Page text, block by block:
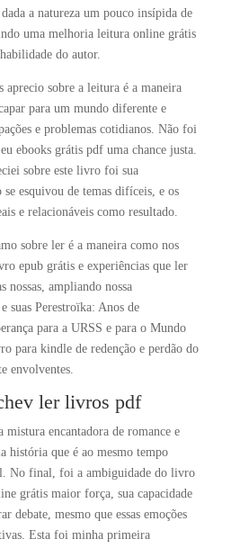
a natureza um pouco insípida de
uma melhoria leitura online grátis
do autor.
aprecio sobre a leitura é a maneira
para um mundo diferente e
e problemas cotidianos. Não foi
ebooks grátis pdf uma chance justa.
sobre este livro foi sua
esquivou de temas difíceis, e os
e relacionáveis como resultado.
sobre ler é a maneira como nos
epub grátis e experiências que ler
nossas, ampliando nossa
suas Perestroïka: Anos de
para a URSS e para o Mundo
para kindle de redenção e perdão do
envolventes.
ler livros pdf
mistura encantadora de romance e
história que é ao mesmo tempo
No final, foi a ambiguidade do livro
grátis maior força, sua capacidade
debate, mesmo que essas emoções
Esta foi minha primeira